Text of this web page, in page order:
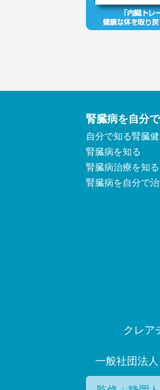
腎臓病を自分
自分で知る腎臓
腎臓病を知る
腎臓病治療を知る
腎臓病を自分で
クレア
一般社団法